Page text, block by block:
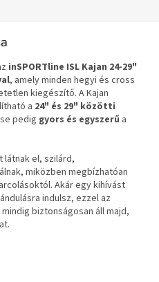
inSPORTline ISL Kajan 24-29"
, amely minden hegyi és cross
kiegészítő. A Kajan
a 24" és 29" közötti
pedig gyors és egyszerű a
el, szilárd,
miközben megbízhatóan
Akár egy kihívást
indulsz, ezzel az
biztonságosan áll majd,